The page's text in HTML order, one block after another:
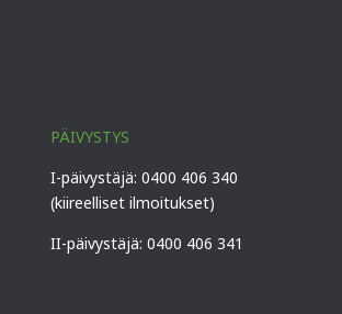
PÄIVYSTYS
I-päivystäjä: 0400 406 340
(kiireelliset ilmoitukset)
II-päivystäjä: 0400 406 341